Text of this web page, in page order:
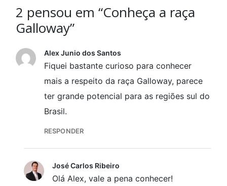
2 pensou em “Conheça a raça
Galloway”
Alex Junio dos Santos
Fiquei bastante curioso para conhecer
mais a respeito da raça Galloway, parece
ter grande potencial para as regiões sul do
Brasil.
RESPONDER
José Carlos Ribeiro
Olá Alex, vale a pena conhecer!